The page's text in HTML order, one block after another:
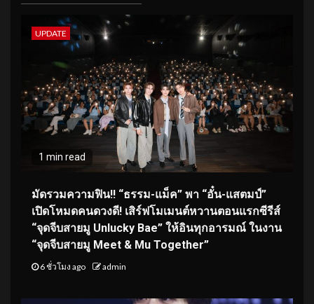
UPDATE
1 min read
มัดรวมความฟิน!! “ธรรม-แม็ค” พา “อั๋น-แสตมป์”
เปิดโหมดคนดวงดี! เสิร์ฟโมเมนต์หวานตอนแรกซีรีส์
“จุดจีบสายมู Unlucky Bae” ให้อินทุกอารมณ์ ในงาน
“จุดจีบสายมู Meet & Mu Together”
6 ชั่วโมง ago admin